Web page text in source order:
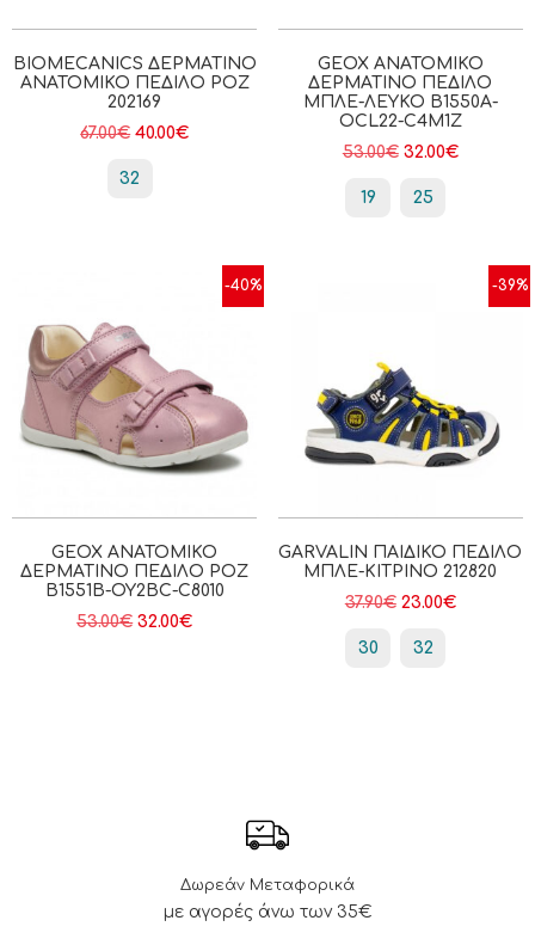
BIOMECANICS ΔΕΡΜΆΤΙΝΟ
ΑΝΑΤΟΜΙΚΌ ΠΈΔΙΛΟ ΡΟΖ
202169
67.00€ 40.00€
32
GEOX ΑΝΑΤΟΜΙΚΌ
ΔΕΡΜΆΤΙΝΟ ΠΈΔΙΛΟ
ΜΠΛΕ-ΛΕΥΚΌ B1550A-
OCL22-C4M1Z
53.00€ 32.00€
19 25
-40%
GEOX ΑΝΑΤΟΜΙΚΌ
ΔΕΡΜΆΤΙΝΟ ΠΈΔΙΛΟ ΡΟΖ
B1551B-OY2BC-C8010
53.00€ 32.00€
-39%
GARVALIN ΠΑΙΔΙΚΌ ΠΈΔΙΛΟ
ΜΠΛΕ-ΚΊΤΡΙΝΟ 212820
37.90€ 23.00€
30 32
Δωρεάν Μεταφορικά
με αγορές άνω των 35€